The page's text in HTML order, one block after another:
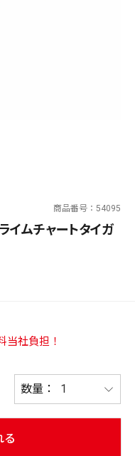
在庫あり
全て
商品番号 54095
イムチャートタイガ
当社負担！
る